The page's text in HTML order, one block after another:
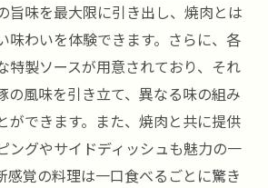
旨味を最大限に引き出し、焼肉とは
味わいを体験できます。さらに、各
特製ソースが用意されており、それ
の風味を引き立て、異なる味の組み
ができます。また、焼肉と共に提供
ングやサイドディッシュも魅力の一
感覚の料理は一口食べるごとに驚き